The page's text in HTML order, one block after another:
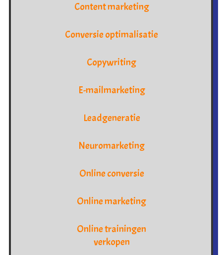
Content marketing
Conversie optimalisatie
Copywriting
E-mailmarketing
Leadgeneratie
Neuromarketing
Online conversie
Online marketing
Online trainingen
verkopen